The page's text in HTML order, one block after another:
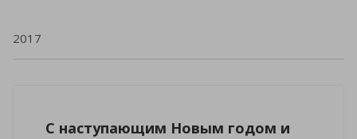
C наступающим Новым годом и